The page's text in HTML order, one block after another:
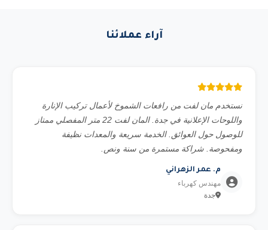
آراء عملائنا
نستخدم مان لفت من رافعات الشموخ لأعمال تركيب الإنارة
واللوحات الإعلانية في جدة. المان لفت 22 متر المفصلي ممتاز
للوصول حول العوائق. الخدمة سريعة والمعدات نظيفة
ومفحوصة. شراكة مستمرة من سنة ونص.
م. عمر الزهراني
مهندس كهرباء
جدة